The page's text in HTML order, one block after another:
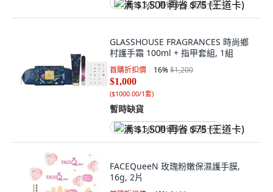
满 $1,500 再省 $75 (王道卡)
GLASSHOUSE FRAGRANCES 時尚鄉
村護手霜 100ml + 指甲套組, 1組
首購折扣價 16%$1,200
$1,000
($1000.00/1套)
暫時缺貨
满 $1,500 再省 $75 (王道卡)
FACEQueeN 玫瑰粉嫩保濕護手膜,
16g, 2片